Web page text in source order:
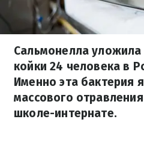
Сальмонелла
койки 24 человека в
Именно эта бактерия
массового
школе-интернате.